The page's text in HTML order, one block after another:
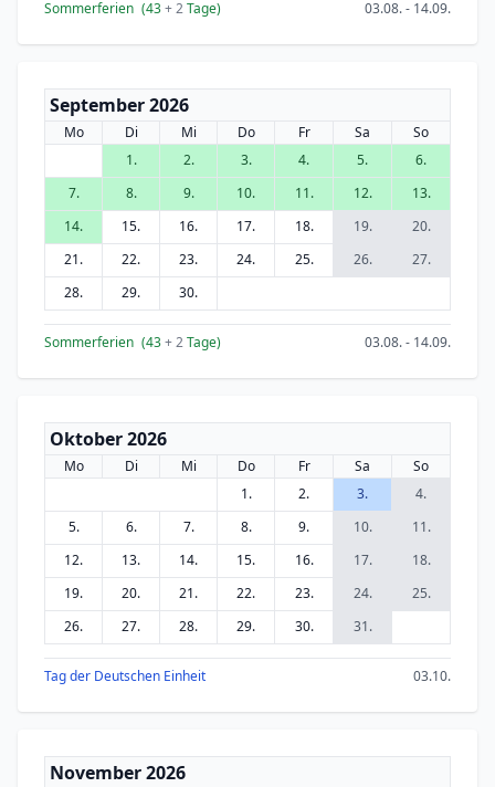
Sommerferien (43+ 2Tage) 03.08. - 14.09.
September 2026
Mo Di Mi Do Fr Sa
So
1.
2. 3. 4. 5.
6.
7.
8. 9. 10. 11. 12.
13.
14.
15. 16. 17. 18. 19.
20.
21.
22. 23. 24. 25. 26.
27.
28.
29. 30.
Sommerferien (43+ 2Tage) 03.08. - 14.09.
Oktober 2026
Mo Di Mi Do Fr Sa
So
1.
2. 3.
4.
5.
6. 7. 8. 9. 10.
11.
12.
13. 14. 15. 16. 17.
18.
19.
20. 21. 22. 23. 24.
25.
26.
27. 28. 29. 30. 31.
Tag der Deutschen Einheit 03.10.
November 2026